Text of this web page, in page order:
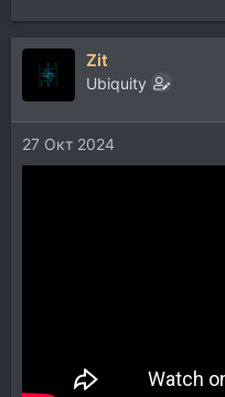
Zit
Ubiquity
27 Окт 2024